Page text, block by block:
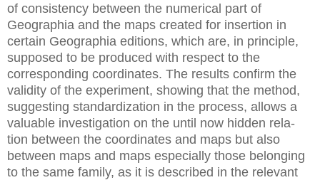
of consistency between the numerical part of
Geographia and the maps created for insertion in
certain Geographia editions, which are, in principle,
supposed to be produced with respect to the
corresponding coordinates. The results confirm the
validity of the experiment, showing that the method,
suggesting standardization in the process, allows a
valuable investigation on the until now hidden rela-
tion between the coordinates and maps but also
between maps and maps especially those belonging
to the same family, as it is described in the relevant